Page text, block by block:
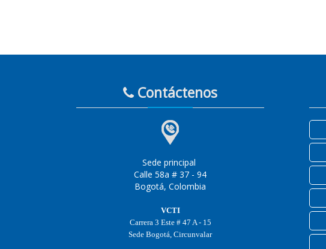
Contáctenos
Sede principal
Calle 58a # 37 - 94
Bogotá, Colombia
VCTI
Carrera 3 Este # 47 A - 15
Sede Bogotá, Circunvalar